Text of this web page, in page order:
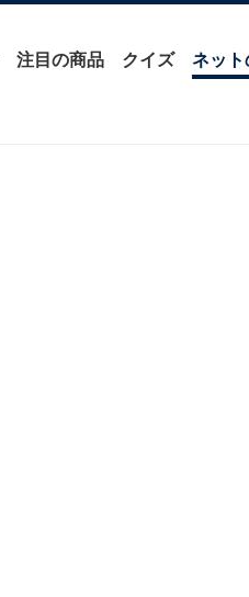
注目の商品 クイズ ネット